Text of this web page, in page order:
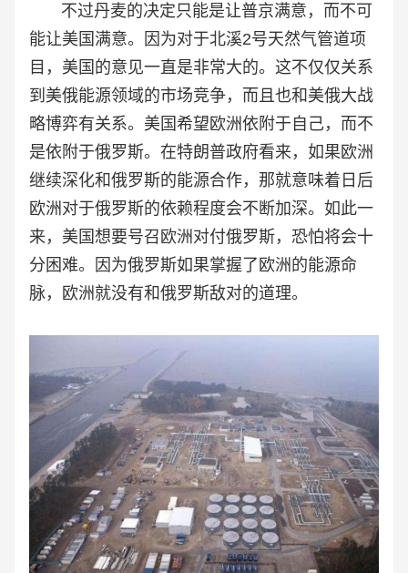
不过丹麦的决定只能是让普京满意，而不可
能让美国满意。因为对于北溪2号天然气管道项
目，美国的意见一直是非常大的。这不仅仅关系
到美俄能源领域的市场竞争，而且也和美俄大战
略博弈有关系。美国希望欧洲依附于自己，而不
是依附于俄罗斯。在特朗普政府看来，如果欧洲
继续深化和俄罗斯的能源合作，那就意味着日后
欧洲对于俄罗斯的依赖程度会不断加深。如此一
来，美国想要号召欧洲对付俄罗斯，恐怕将会十
分困难。因为俄罗斯如果掌握了欧洲的能源命
脉，欧洲就没有和俄罗斯敌对的道理。